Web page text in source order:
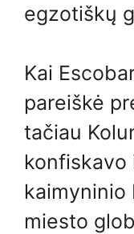
egzotiškų
Kai
pareiškė
tačiau
konfiskavo
kaimyninio
miesto